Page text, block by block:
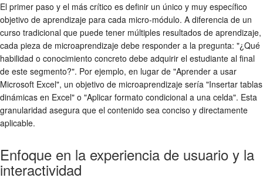
El primer paso y el más crítico es definir un único y muy específico
objetivo de aprendizaje para cada micro-módulo. A diferencia de un
curso tradicional que puede tener múltiples resultados de aprendizaje,
cada pieza de microaprendizaje debe responder a la pregunta: "¿Qué
habilidad o conocimiento concreto debe adquirir el estudiante al final
de este segmento?". Por ejemplo, en lugar de "Aprender a usar
Microsoft Excel", un objetivo de microaprendizaje sería "Insertar tablas
dinámicas en Excel" o "Aplicar formato condicional a una celda". Esta
granularidad asegura que el contenido sea conciso y directamente
aplicable.
Enfoque en la experiencia de usuario y la
interactividad